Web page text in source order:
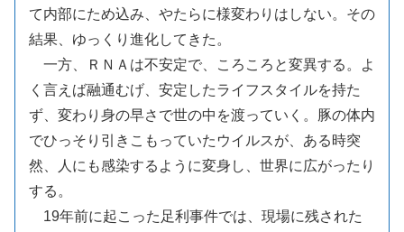
て内部にため込み、やたらに様変わりはしない。その
結果、ゆっくり進化してきた。
一方、ＲＮＡは不安定で、ころころと変異する。よ
く言えば融通むげ、安定したライフスタイルを持た
ず、変わり身の早さで世の中を渡っていく。豚の体内
でひっそり引きこもっていたウイルスが、ある時突
然、人にも感染するように変身し、世界に広がったり
する。
19年前に起こった足利事件では、現場に残された